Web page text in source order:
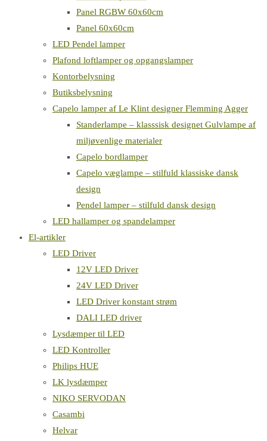
Panel RGBW 60x60cm
Panel 60x60cm
LED Pendel lamper
Plafond loftlamper og opgangslamper
Kontorbelysning
Butiksbelysning
Capelo lamper af Le Klint designer Flemming Agger
Standerlampe – klasssisk designet Gulvlampe af
miljøvenlige materialer
Capelo bordlamper
Capelo væglampe – stilfuld klassiske dansk
design
Pendel lamper – stilfuld dansk design
LED hallamper og spandelamper
El-artikler
LED Driver
12V LED Driver
24V LED Driver
LED Driver konstant strøm
DALI LED driver
Lysdæmper til LED
LED Kontroller
Philips HUE
LK lysdæmper
NIKO SERVODAN
Casambi
Helvar